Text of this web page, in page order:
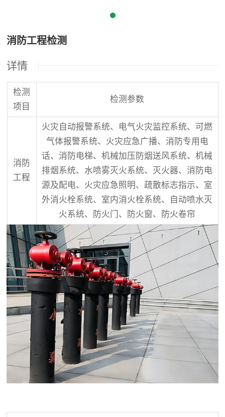
消防工程检测
详情
检测
项目
检测参数
消防
工程
火灾自动报警系统、电气火灾监控系统、可燃
气体报警系统、火灾应急广播、消防专用电
话、消防电梯、机械加压防烟送风系统、机械
排烟系统、水喷雾灭火系统、灭火器、消防电
源及配电、火灾应急照明、疏散标志指示、室
外消火栓系统、室内消火栓系统、自动喷水灭
火系统、防火门、防火窗、防火卷帘